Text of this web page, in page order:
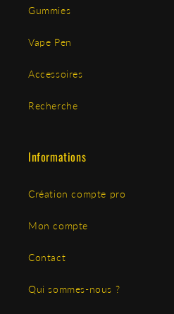
Gummies
Vape Pen
Accessoires
Recherche
Informations
Création compte pro
Mon compte
Contact
Qui sommes-nous ?